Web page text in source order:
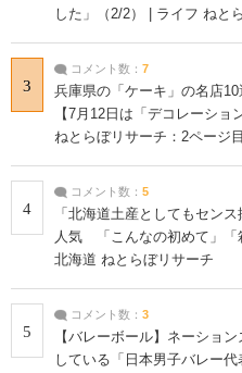
した」（2/2） | ライフ ねと
3
コメント数： 7
兵庫県の「ケーキ」の名店
【7月12日は「デコレーシ
ねとらぼリサーチ：2ページ目
4
コメント数： 5
「北海道土産としてもセン
人気 「こんなの初めて」「
北海道 ねとらぼリサーチ
5
コメント数： 3
【バレーボール】ネーショ
している「日本男子バレー